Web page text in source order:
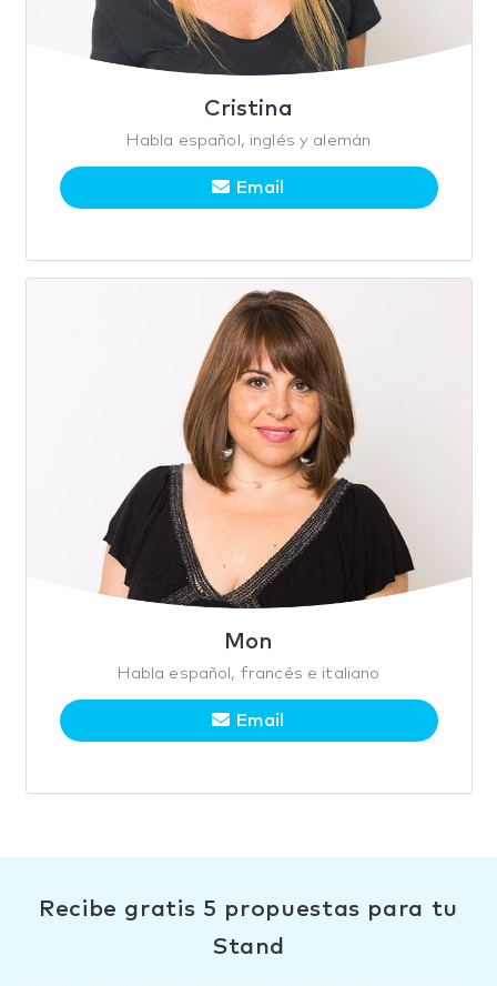
Cristina
Habla español, inglés y alemán
Email
Mon
Habla español, francés e italiano
Email
Recibe gratis 5 propuestas para tu
Stand